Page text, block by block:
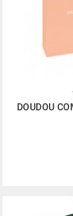
DOUDOU